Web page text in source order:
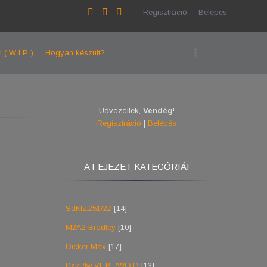
Regisztráció Belépés
( W I P ) Hogyan készült?
Üdvözöllek,Vendég!
Regisztráció |Belépés
A FEJEZET KATEGÓRIÁI
SdKfz.251/22 [14]
M2A2 Bradley [10]
Dicker Max [17]